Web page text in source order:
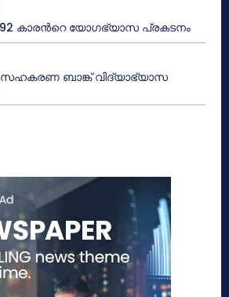
92 കാരൻറെ യോഗഭ്യാസ പ്രകടനം
ബാങ്ക് വിദ്യാഭ്യാസ